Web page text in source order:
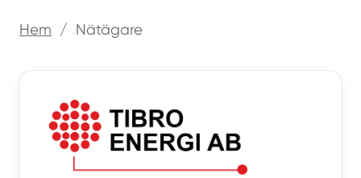
Hem / Nätägare